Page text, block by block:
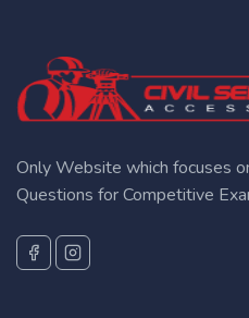
Only Website which focuses
Questions for Competitive